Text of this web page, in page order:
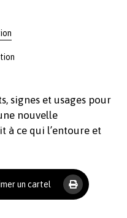
signes et usages pour
nouvelle
ce qui l’entoure et
un cartel